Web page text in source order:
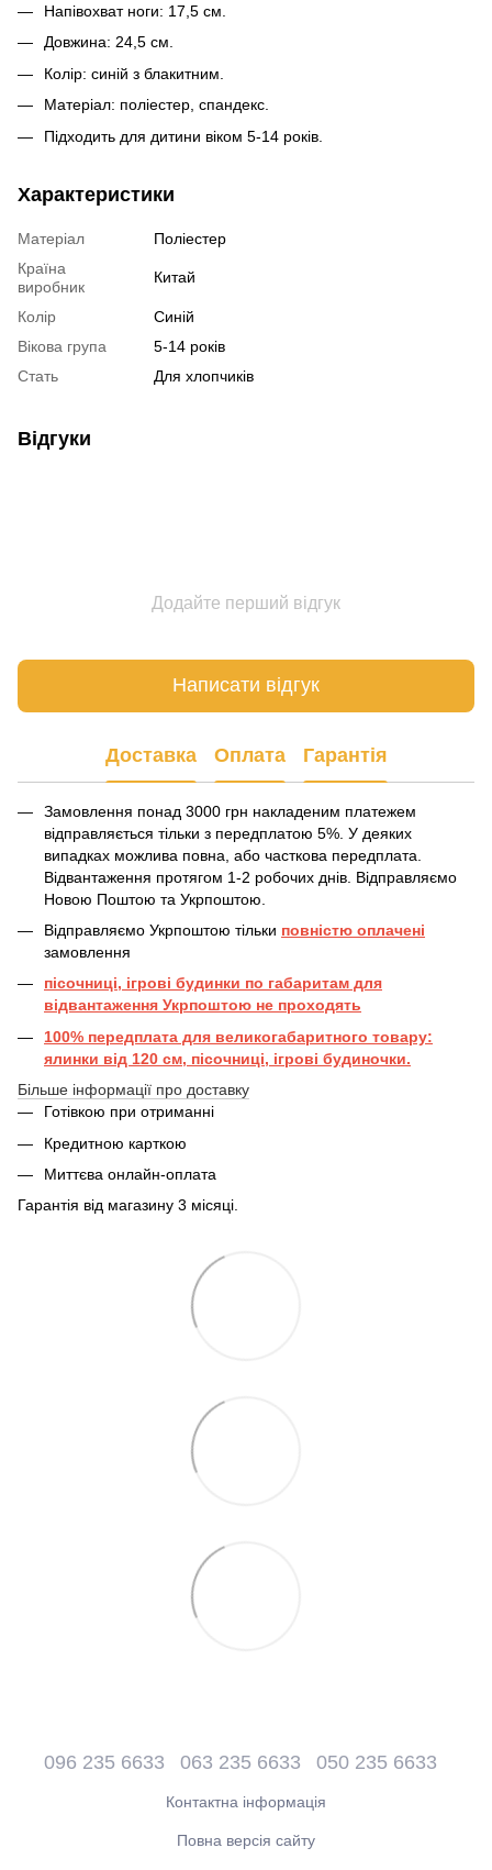
Напівохват ноги: 17,5 см.
Довжина: 24,5 см.
Колір: синій з блакитним.
Матеріал: поліестер, спандекс.
Підходить для дитини віком 5-14 років.
Характеристики
Матеріал
Поліестер
Країна
виробник
Китай
Колір
Синій
Вікова група
5-14 років
Стать
Для хлопчиків
Відгуки
Додайте перший відгук
Написати відгук
Доставка Оплата Гарантія
Замовлення понад 3000 грн накладеним платежем
відправляється тільки з передплатою 5%. У деяких
випадках можлива повна, або часткова передплата.
Відвантаження протягом 1-2 робочих днів. Відправляємо
Новою Поштою та Укрпоштою.
Відправляємо Укрпоштою тільки повністю оплачені
замовлення
пісочниці, ігрові будинки по габаритам для
відвантаження Укрпоштою не проходять
100% передплата для великогабаритного товару:
ялинки від 120 см, пісочниці, ігрові будиночки.
Більше інформації про доставку
Готівкою при отриманні
Кредитною карткою
Миттєва онлайн-оплата
Гарантія від магазину 3 місяці.
096 235 6633 063 235 6633 050 235 6633
Контактна інформація
Повна версія сайту